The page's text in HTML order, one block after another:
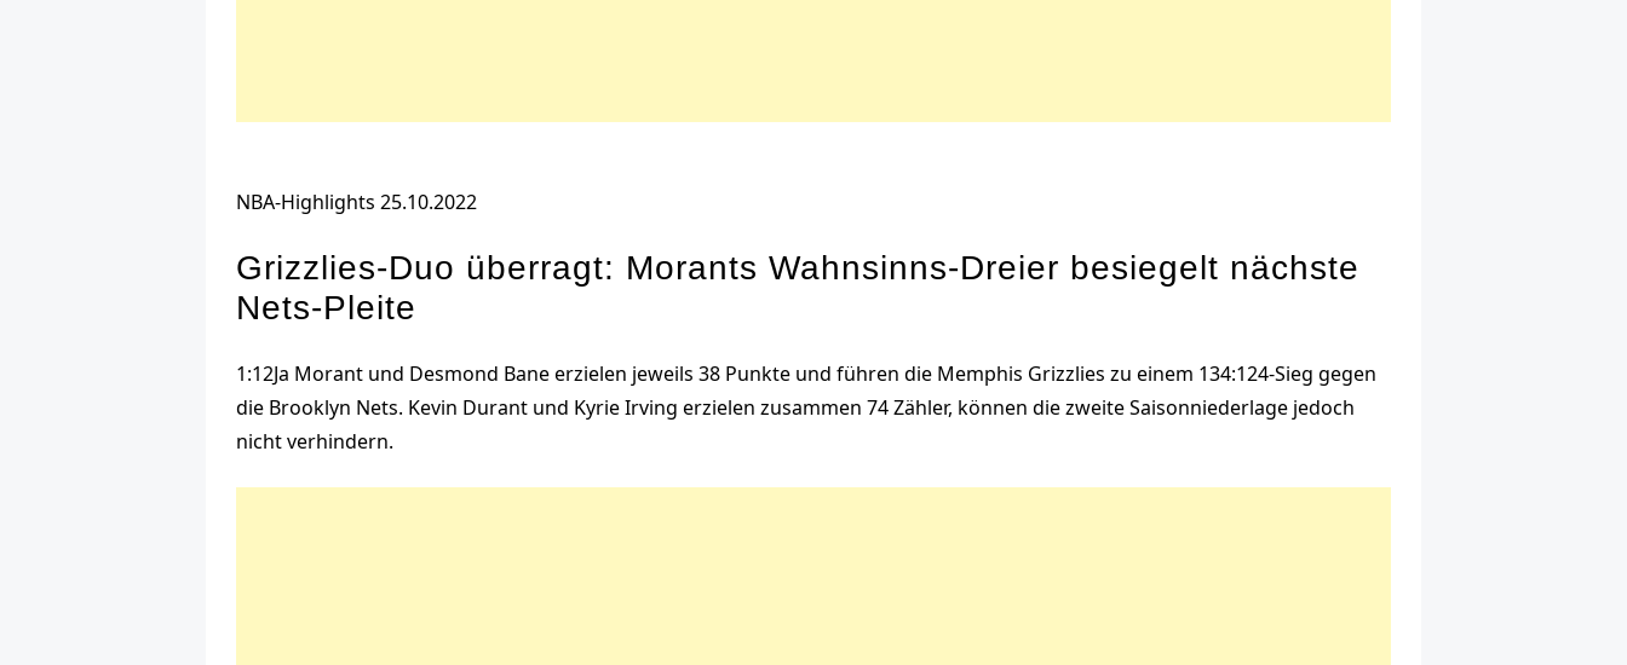
NBA-Highlights25.10.2022
Grizzlies-Duo überragt: Morants Wahnsinns-Dreier besiegelt nächste
Nets-Pleite
1:12Ja Morant und Desmond Bane erzielen jeweils 38 Punkte und führen die Memphis Grizzlies zu einem 134:124-Sieg gegen
die Brooklyn Nets. Kevin Durant und Kyrie Irving erzielen zusammen 74 Zähler, können die zweite Saisonniederlage jedoch
nicht verhindern.